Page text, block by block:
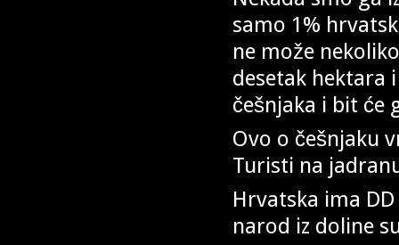
samo 1%
ne može
desetak hektara
češnjaka i bit će
Ovo o češnjaku
Turisti na
Hrvatska ima
narod iz doline